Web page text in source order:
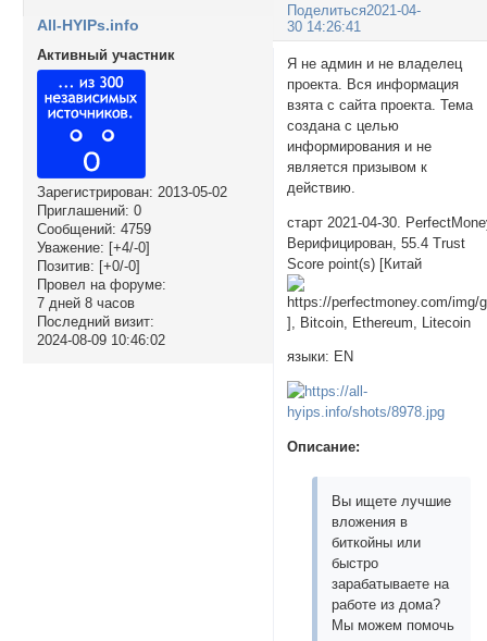
Поделиться2021-04-
30 14:26:41
All-HYIPs.info
Активный участник
Зарегистрирован: 2013-05-02
Приглашений: 0
Сообщений: 4759
Уважение: [+4/-0]
Позитив: [+0/-0]
Провел на форуме:
7 дней 8 часов
Последний визит:
2024-08-09 10:46:02
Я не админ и не владелец
проекта. Вся информация
взята с сайта проекта. Тема
создана с целью
информирования и не
является призывом к
действию.
старт 2021-04-30.
Верифицирован, 55.4 Trust
Score point(s) [Китай
], Bitcoin, Ethereum, Litecoin
языки: EN
Описание:
Вы ищете лучшие
вложения в
биткойны или
быстро
зарабатываете на
работе из дома?
Мы можем помочь